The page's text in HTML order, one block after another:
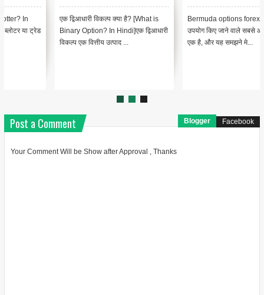
एक द्विआधारी विकल्प क्या है? [What is
Binary Option? In Hindi]एक द्विआधारी
विकल्प एक वित्तीय उत्पाद ...
Bermuda options forex traders द्वारा
उपयोग किए जाने वाले सबसे आम शब्दों में से
एक है, और यह समझने मे...
Post a Comment Blogger Facebook
Your Comment Will be Show after Approval , Thanks